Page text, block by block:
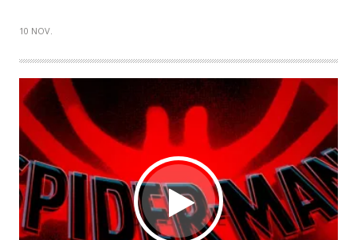
10 NOV.